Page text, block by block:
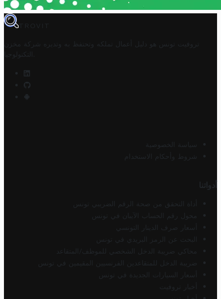
TROVIT
تروفيت تونس هو دليل أعمال تملكه وتحتفظ به وتديره
شركة مخزن
التكنولوجيا
سياسة الخصوصية
شروط وأحكام الاستخدام
أدواتنا
أداة التحقق من صحة الرقم الضريبي تونس
محول رقم الحساب الآيبان في تونس
أسعار صرف الدينار التونسي
البحث عن الرمز البريدي في تونس
محاكي ضريبة الدخل الشخصي للموظف/المتقاعد
ضريبة الدخل للمتقاعدين الفرنسيين المقيمين في تونس
أسعار السيارات الجديدة في تونس
أخبار تروفيت